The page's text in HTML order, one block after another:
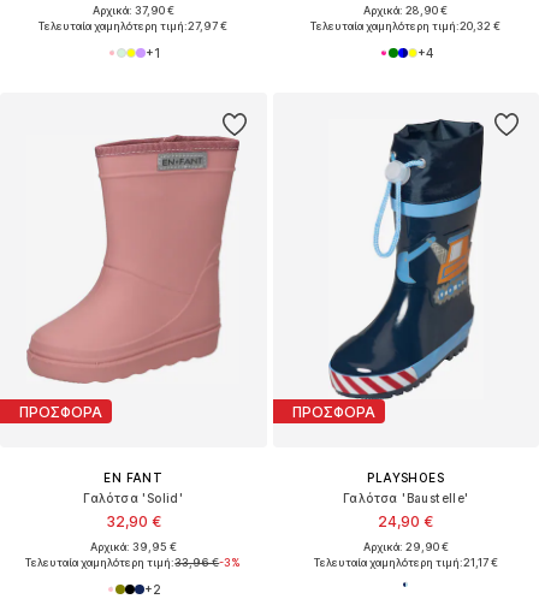
Αρχικά: 37,90 €
Τελευταία χαμηλότερη τιμή:27,97 €
+1
Αρχικά: 28,90 €
Τελευταία χαμηλότερη τιμή:20,32 €
+4
ΠΡΟΣΦΟΡΑ
EN FANT
Γαλότσα 'Solid'
32,90 €
Αρχικά: 39,95 €
Τελευταία χαμηλότερη τιμή:33,96 €-3%
+2
ΠΡΟΣΦΟΡΑ
PLAYSHOES
Γαλότσα 'Baustelle'
24,90 €
Αρχικά: 29,90 €
Τελευταία χαμηλότερη τιμή:21,17 €